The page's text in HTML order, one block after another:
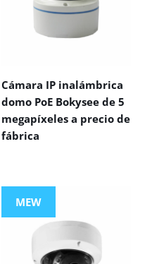
Cámara IP inalámbrica
domo PoE Bokysee de 5
megapíxeles a precio de
fábrica
MEW